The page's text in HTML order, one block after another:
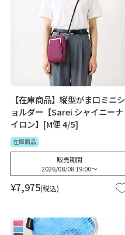
【在庫商品】縦型がま口ミニシ
ョルダー【Sarei シャイニーナ
イロン】[M便 4/5]
在庫商品
¥7,975 税込
販売期間
2026/08/08 19:00〜